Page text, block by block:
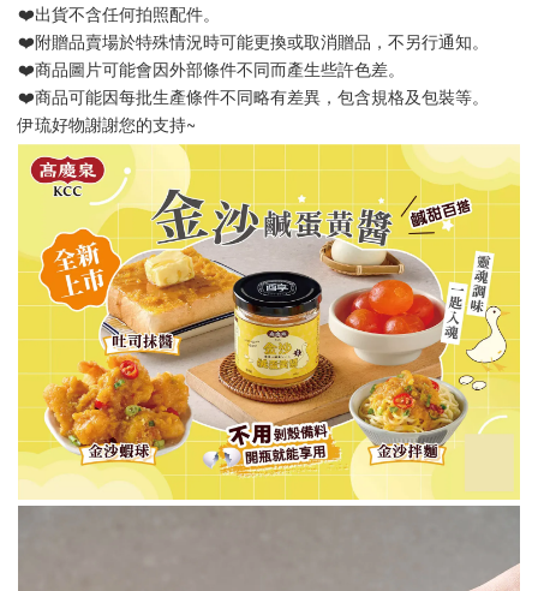
❤️出貨不含任何拍照配件。
❤️附贈品賣場於特殊情況時可能更換或取消贈品，不另行通知。
❤️商品圖片可能會因外部條件不同而產生些許色差。
❤️商品可能因每批生產條件不同略有差異，包含規格及包裝等。
伊琉好物謝謝您的支持~